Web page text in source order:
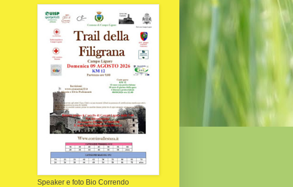
Speaker e foto Bio Correndo